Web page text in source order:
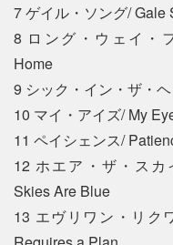
7 ゲイル・ソング/ Gale
8 ロング・ウェイ・
Home
9 シック・イン・ザ・
10 マイ・アイズ/ My
11 ペイシェンス/
12 ホエア・ザ・スカ
Skies Are Blue
13 エヴリワン・リク